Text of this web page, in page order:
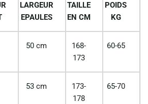
LARGEUR
EPAULES
TAILLE
EN CM
POIDS
KG
50 cm
168-
173
60-65
53 cm
173-
178
65-70